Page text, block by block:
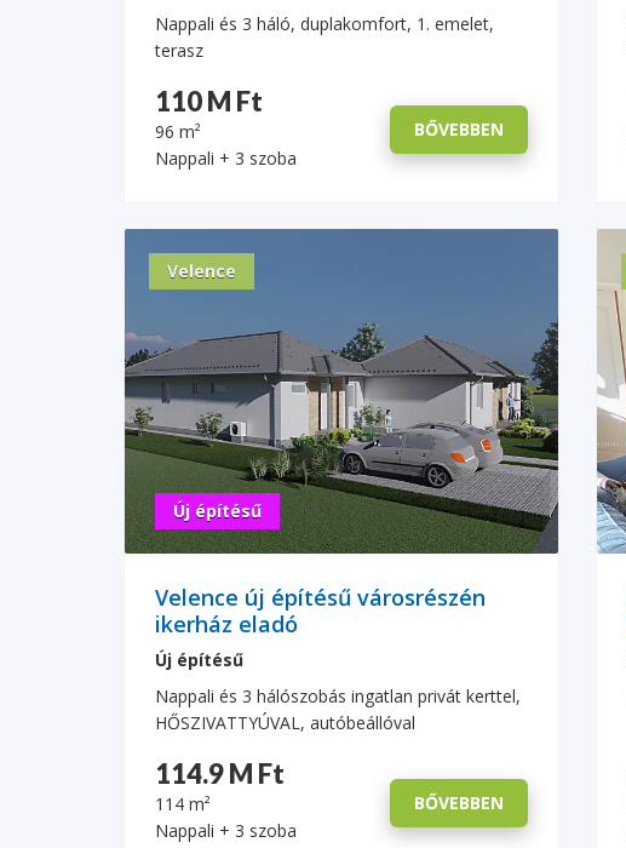
Nappali és 3 háló, duplakomfort, 1. emelet,
terasz
110 M Ft
96 m²
Nappali + 3 szoba
BŐVEBBEN
Velence
Új építésű
Velence új építésű városrészén
ikerház eladó
Új építésű
Nappali és 3 hálószobás ingatlan privát kerttel,
HŐSZIVATTYÚVAL, autóbeállóval
114.9 M Ft
114 m²
Nappali + 3 szoba
BŐVEBBEN